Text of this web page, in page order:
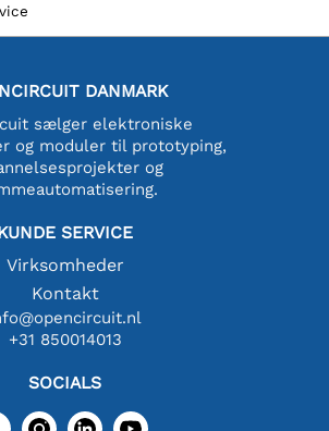
DANMARK
sælger elektroniske
og moduler til prototyping,
og
SERVICE
Virksomheder
Kontakt
+31 850014013
SOCIALS